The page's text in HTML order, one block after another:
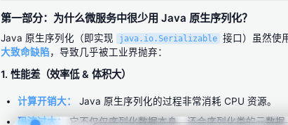
第一部分：为什么微服务中很少用 Java 原生序列化？
Java 原生序列化（即实现 java.io.Serializable 接口）虽然使
大致命缺陷，导致几乎被工业界抛弃：
1. 性能差（效率低 & 体积大）
计算开销大：
Java 原生序列化的过程非常消耗 CPU 资源。
码流过大：
它不仅仅序列化数据本身，还会序列化类的元数